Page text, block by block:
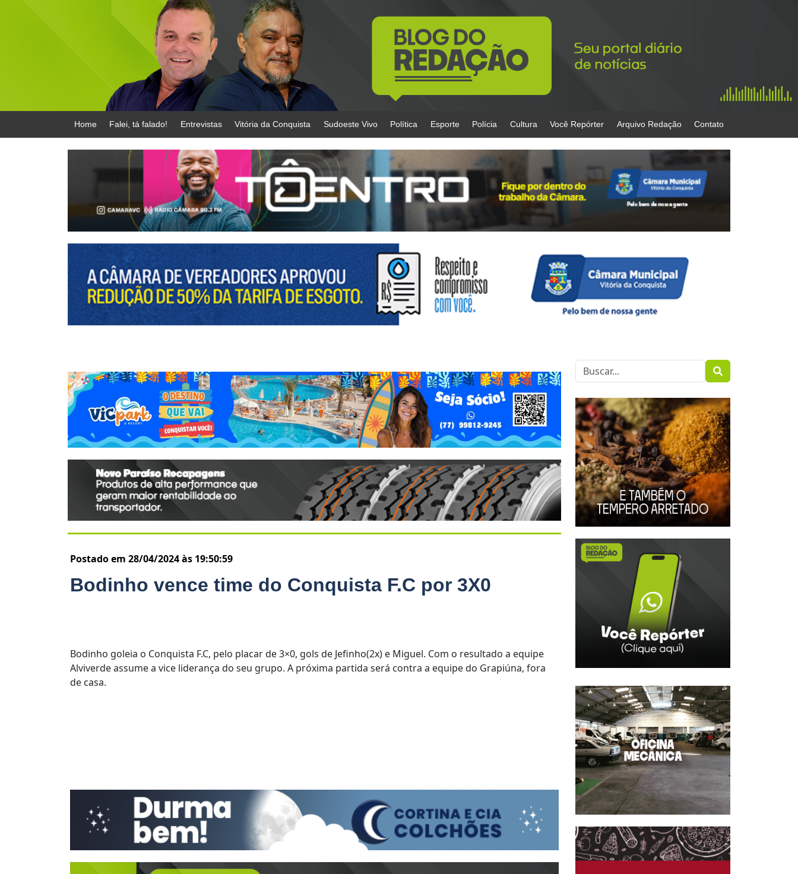
Home Falei, tá falado! Entrevistas Vitória da Conquista Sudoeste Vivo Política Esporte Polícia Cultura Você Repórter Arquivo Redação Contato
Postado em 28/04/2024 às 19:50:59
Bodinho vence time do Conquista F.C por 3X0
Bodinho goleia o Conquista F.C, pelo placar de 3×0, gols de Jefinho(2x) e Miguel. Com o resultado a equipe
Alviverde assume a vice liderança do seu grupo. A próxima partida será contra a equipe do Grapiúna, fora
de casa.